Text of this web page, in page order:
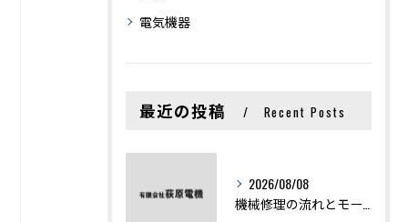
電気機器
最近の投稿 Recent Posts
2026/08/08